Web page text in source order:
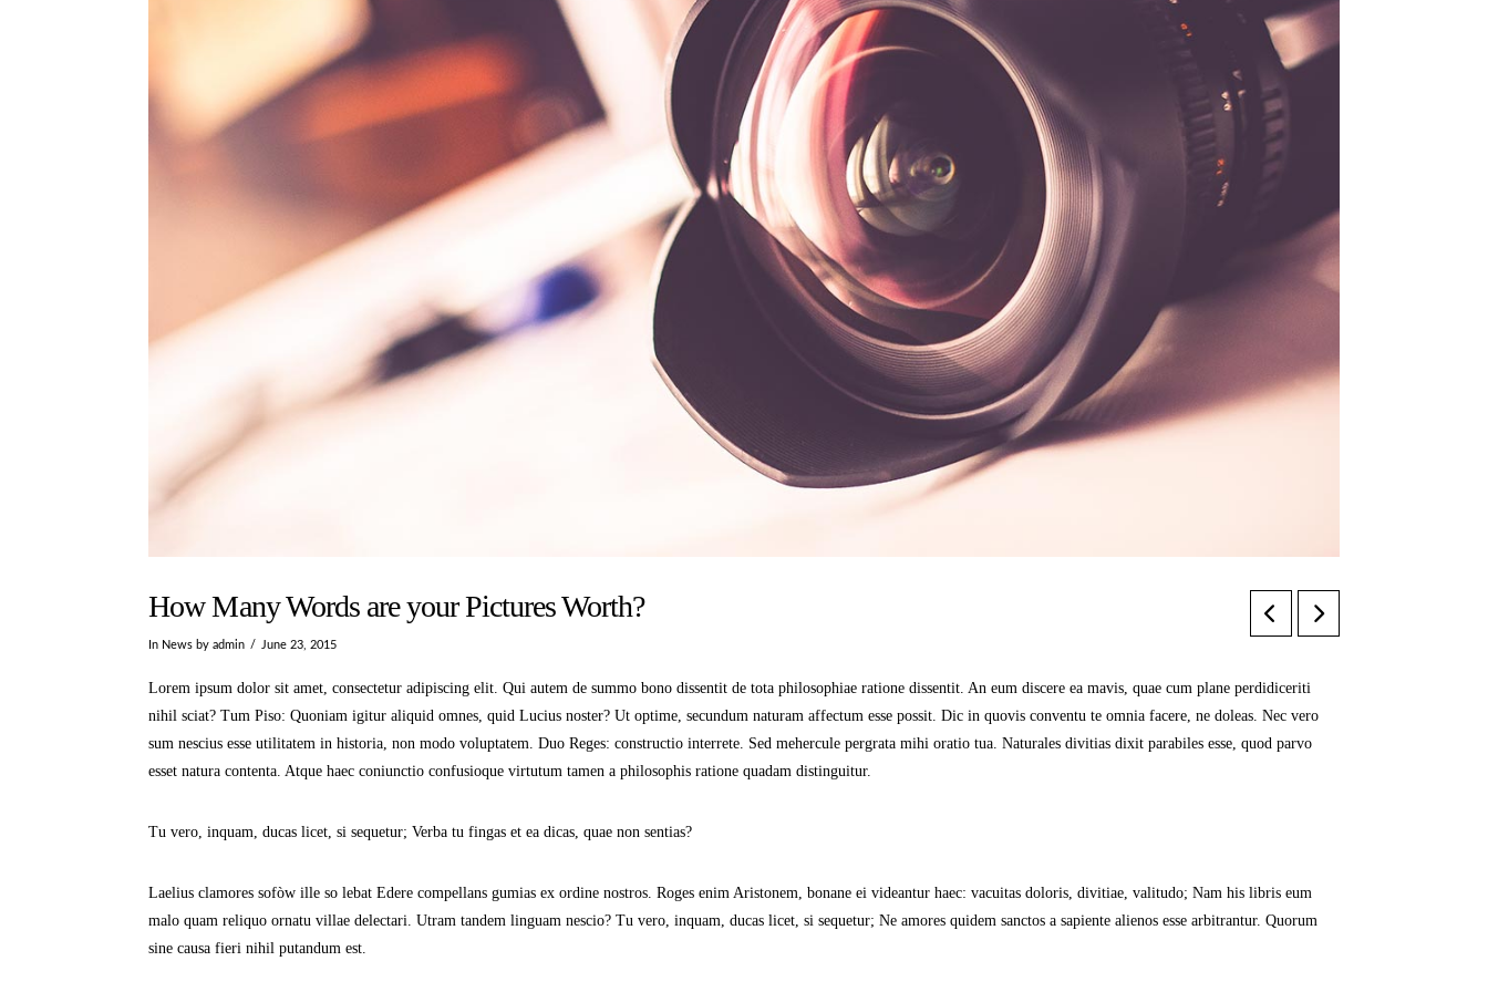
How Many Words are your Pictures Worth?
In News by admin June 23, 2015
Lorem ipsum dolor sit amet, consectetur adipiscing elit. Qui autem de summo bono dissentit de tota philosophiae ratione dissentit. An eum discere ea mavis, quae cum plane perdidiceriti
nihil sciat? Tum Piso: Quoniam igitur aliquid omnes, quid Lucius noster? Ut optime, secundum naturam affectum esse possit. Dic in quovis conventu te omnia facere, ne doleas. Nec vero
sum nescius esse utilitatem in historia, non modo voluptatem. Duo Reges: constructio interrete. Sed mehercule pergrata mihi oratio tua. Naturales divitias dixit parabiles esse, quod parvo
esset natura contenta. Atque haec coniunctio confusioque virtutum tamen a philosophis ratione quadam distinguitur.
Tu vero, inquam, ducas licet, si sequetur; Verba tu fingas et ea dicas, quae non sentias?
Laelius clamores sofòw ille so lebat Edere compellans gumias ex ordine nostros. Roges enim Aristonem, bonane ei videantur haec: vacuitas doloris, divitiae, valitudo; Nam his libris eum
malo quam reliquo ornatu villae delectari. Utram tandem linguam nescio? Tu vero, inquam, ducas licet, si sequetur; Ne amores quidem sanctos a sapiente alienos esse arbitrantur. Quorum
sine causa fieri nihil putandum est.